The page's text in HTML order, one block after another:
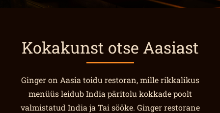
Kokakunst otse Aasiast
Ginger on Aasia toidu restoran, mille rikkalikus
menüüs leidub India päritolu kokkade poolt
valmistatud India ja Tai sööke. Ginger restorane